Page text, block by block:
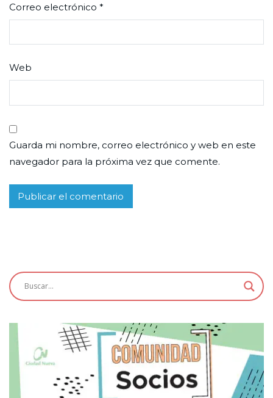
Correo electrónico *
Web
Guarda mi nombre, correo electrónico y web en este
navegador para la próxima vez que comente.